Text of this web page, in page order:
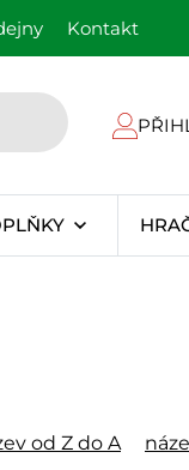
Kontakt
od Z do A